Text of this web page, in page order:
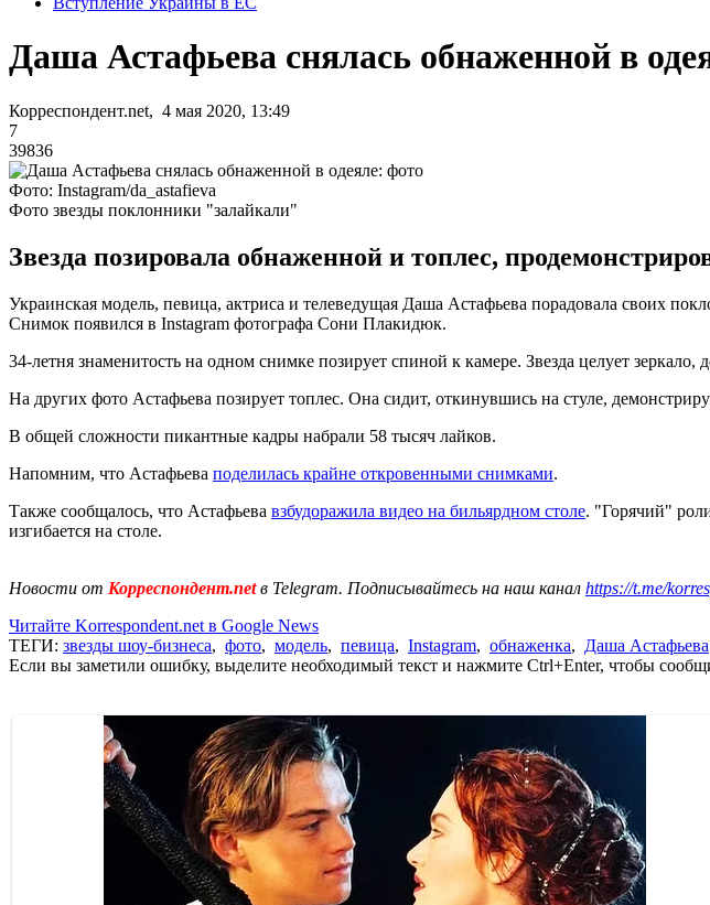
Даша Астафьева снялась обнаженной в
Корреспондент.net, 4 мая 2020, 13:49
7
39836
Фото: Instagram/da_astafieva
Фото звезды поклонники "залайкали"
Звезда позировала обнаженной и топлес,
Украинская модель, певица, актриса и телеведущая Даша Астафьева порадовала своих
Снимок появился в Instagram фотографа Сони Плакидюк.
34-летня знаменитость на одном снимке позирует спиной к камере. Звезда целует зеркало,
На других фото Астафьева позирует топлес. Она сидит, откинувшись на стуле,
В общей сложности пикантные кадры набрали 58 тысяч лайков.
Напомним, что Астафьева поделилась крайне откровенными снимками.
Также сообщалось, что Астафьева взбудоражила видео на бильярдном столе. "Горячий"
изгибается на столе.
Новости от Корреспондент.netв Telegram. Подписывайтесь на наш канал https://t.me/
Читайте Korrespondent.net в Google News
ТЕГИ: звезды шоу-бизнеса, фото, модель, певица, Instagram, обнаженка, Даша Астафьева
Если вы заметили ошибку, выделите необходимый текст и нажмите Ctrl+Enter, чтобы